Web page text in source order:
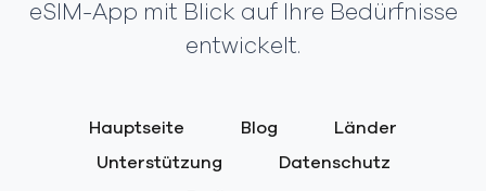
eSIM-App mit Blick auf Ihre Bedürfnisse
entwickelt.
Hauptseite Blog
Länder
Unterstützung
Datenschutz